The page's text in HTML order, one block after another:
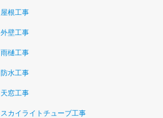
屋根工事
外壁工事
雨樋工事
防水工事
天窓工事
スカイライトチューブ工事